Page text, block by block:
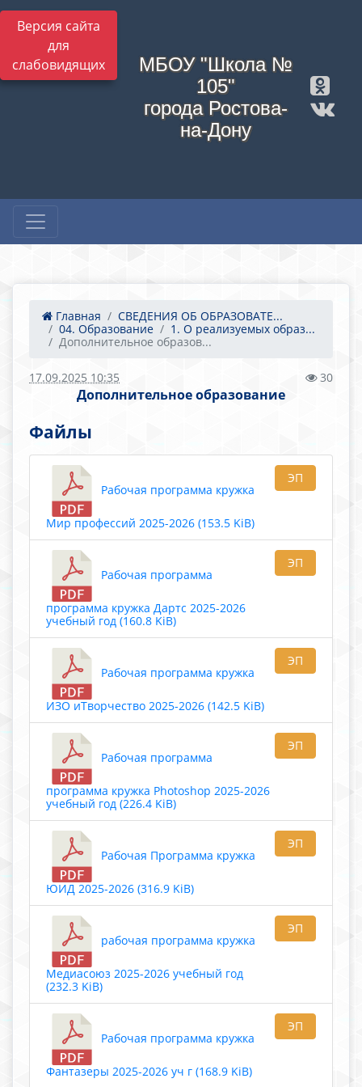
Версия сайта
для
слабовидящих
МБОУ "Школа №
105"
города Ростова-
на-Дону
Главная
СВЕДЕНИЯ ОБ ОБРАЗОВАТЕ...
04. Образование
1. О реализуемых образ...
Дополнительное образов...
17.09.2025 10:35 30
Дополнительное образование
Файлы
Рабочая программа кружка
Мир профессий 2025-2026 (153.5 KiB)
ЭП
Рабочая программа
программа кружка Дартс 2025-2026
учебный год (160.8 KiB)
ЭП
Рабочая программа кружка
ИЗО иТворчество 2025-2026 (142.5 KiB)
ЭП
Рабочая программа
программа кружка Photoshop 2025-2026
учебный год (226.4 KiB)
ЭП
Рабочая Программа кружка
ЮИД 2025-2026 (316.9 KiB)
ЭП
рабочая программа кружка
Медиасоюз 2025-2026 учебный год
(232.3 KiB)
ЭП
Рабочая программа кружка
Фантазеры 2025-2026 уч г (168.9 KiB)
ЭП